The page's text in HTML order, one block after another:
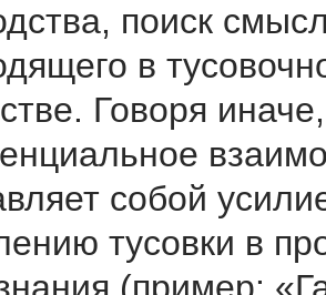
поиск
в
Говоря иначе,
собой
тусовки в